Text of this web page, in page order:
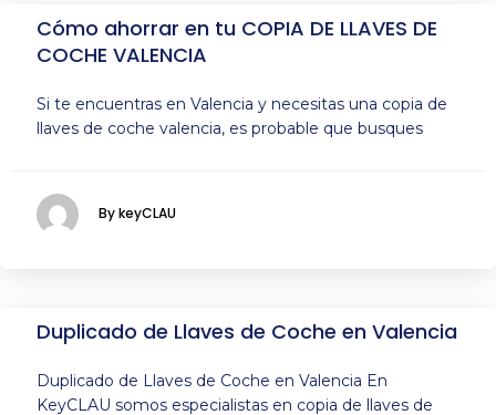
Cómo ahorrar en tu COPIA DE LLAVES DE
COCHE VALENCIA
Si te encuentras en Valencia y necesitas una copia de
llaves de coche valencia, es probable que busques
By keyCLAU
Duplicado de Llaves de Coche en Valencia
Duplicado de Llaves de Coche en Valencia En
KeyCLAU somos especialistas en copia de llaves de